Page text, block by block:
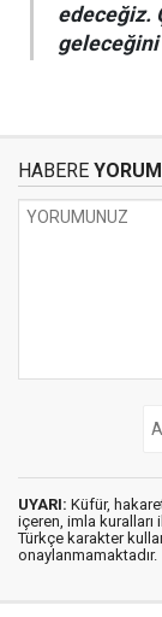
edeceğiz.
geleceğini
HABERE
UYARI: Küfür,
içeren, imla kuralları
Türkçe karakter
onaylanmamaktadır.